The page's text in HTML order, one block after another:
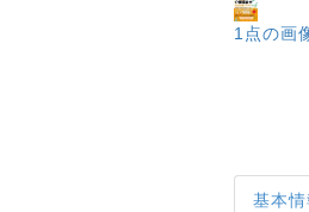
1点の画
基本情